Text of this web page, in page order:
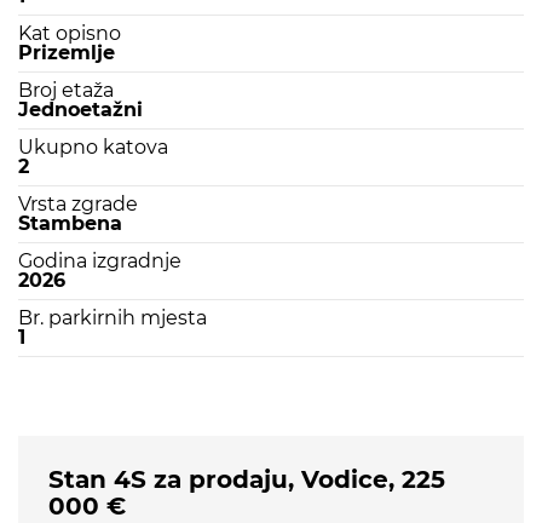
Kat opisno
Prizemlje
Broj etaža
Jednoetažni
Ukupno katova
2
Vrsta zgrade
Stambena
Godina izgradnje
2026
Br. parkirnih mjesta
1
Stan 4S za prodaju, Vodice, 225
000 €